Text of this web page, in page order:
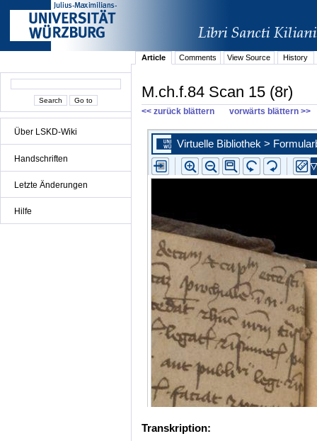
Über LSKD-Wiki
Handschriften
Letzte Änderungen
Hilfe
Article Comments View Source History
M.ch.f.84 Scan 15 (8r)
<< zurück blättern vorwärts blättern >>
Transkription: